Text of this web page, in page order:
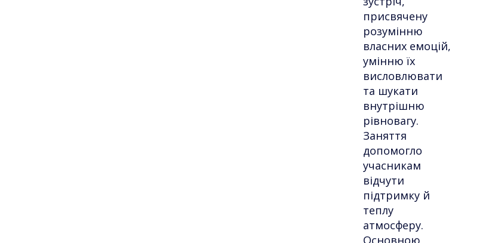
присвячену
розумінню
власних емоцій,
умінню їх
висловлювати
та шукати
внутрішню
рівновагу.
Заняття
допомогло
учасникам
відчути
підтримку й
теплу
атмосферу.
Основною